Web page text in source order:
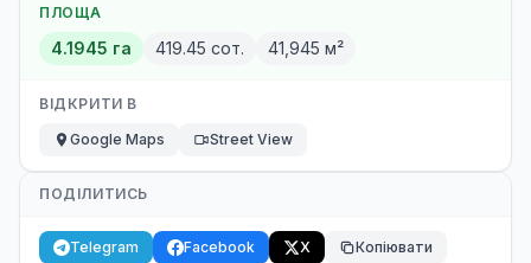
ПЛОЩА
4.1945 га 419.45 сот. 41,945 м²
ВІДКРИТИ В
Google Maps
Street View
ПОДІЛИТИСЬ
Telegram Facebook X Копіювати